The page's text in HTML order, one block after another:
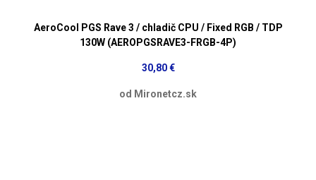
AeroCool PGS Rave 3 / chladič CPU / Fixed RGB / TDP
130W (AEROPGSRAVE3-FRGB-4P)
30,80 €
od Mironetcz.sk